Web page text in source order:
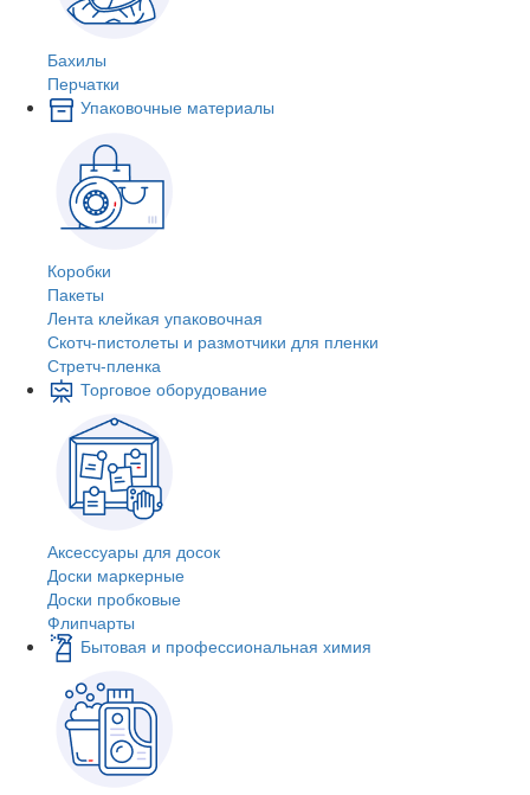
Бахилы
Перчатки
Упаковочные материалы
Коробки
Пакеты
Лента клейкая упаковочная
Скотч-пистолеты и размотчики для пленки
Стретч-пленка
Торговое оборудование
Аксессуары для досок
Доски маркерные
Доски пробковые
Флипчарты
Бытовая и профессиональная химия